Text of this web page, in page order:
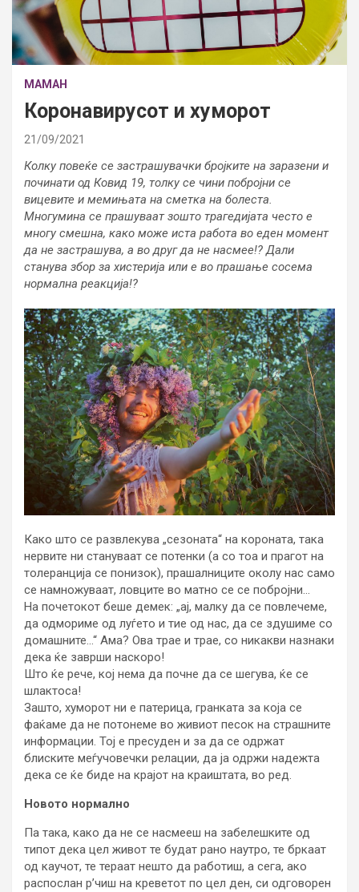
МАМАН
Коронавирусот и хуморот
21/09/2021
Колку повеќе се застрашувачки бројките на заразени и
починати од Ковид 19, толку се чини побројни се
вицевите и мемињата на сметка на болеста.
Многумина се прашуваат зошто трагедијата често е
многу смешна, како може иста работа во еден момент
да не застрашува, а во друг да не насмее!? Дали
станува збор за хистерија или е во прашање сосема
нормална реакција!?
Како што се развлекува „сезоната“ на короната, така
нервите ни стануваат се потенки (а со тоа и прагот на
толеранција се понизок), прашалниците околу нас само
се намножуваат, ловците во матно се се побројни…
На почетокот беше демек: „ај, малку да се повлечеме,
да одмориме од луѓето и тие од нас, да се здушиме со
домашните…“ Ама? Ова трае и трае, со никакви назнаки
дека ќе заврши наскоро!
Што ќе рече, кој нема да почне да се шегува, ќе се
шлактоса!
Зашто, хуморот ни е патерица, гранката за која се
фаќаме да не потонеме во живиот песок на страшните
информации. Тој е пресуден и за да се одржат
блиските меѓучовечки релации, да ја одржи надежта
дека се ќе биде на крајот на краиштата, во ред.
Новото нормално
Па така, како да не се насмееш на забелешките од
типот дека цел живот те будат рано наутро, те бркаат
од каучот, те тераат нешто да работиш, а сега, ако
распослан р’чиш на креветот по цел ден, си одговорен